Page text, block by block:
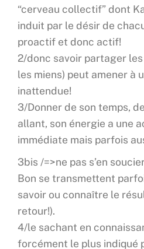
“cerveau collectif” dont
induit par le désir de
proactif et donc actif!
2/donc savoir partager
les miens) peut amener à
inattendue!
3/Donner de son temps,
allant, son énergie a une
immédiate mais parfois
3bis /=>ne pas s’en
Bon se transmettent
savoir ou connaître le
retour!).
4/le sachant en
forcément le plus indiqué